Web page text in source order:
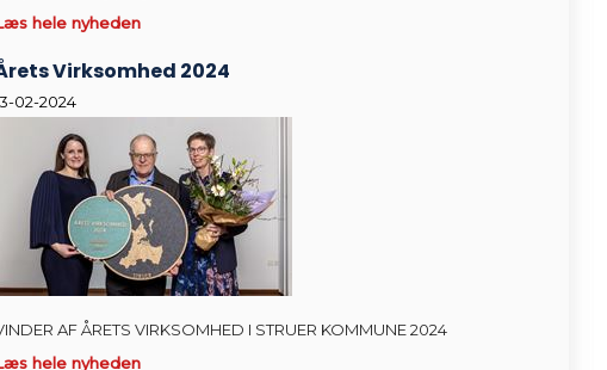
hele nyheden
Virksomhed 2024
02-2024
AF ÅRETS VIRKSOMHED I STRUER KOMMUNE 2024
hele nyheden